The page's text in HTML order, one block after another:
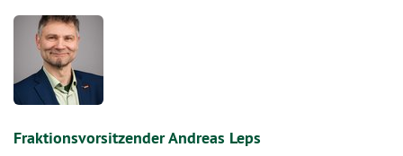
Fraktionsvorsitzender Andreas Leps